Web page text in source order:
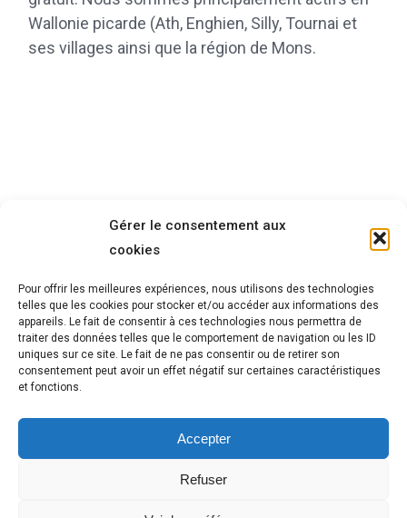
Gérer le consentement aux
cookies
Pour offrir les meilleures expériences, nous utilisons des technologies
telles que les cookies pour stocker et/ou accéder aux informations des
appareils. Le fait de consentir à ces technologies nous permettra de
traiter des données telles que le comportement de navigation ou les ID
uniques sur ce site. Le fait de ne pas consentir ou de retirer son
consentement peut avoir un effet négatif sur certaines caractéristiques
et fonctions.
Accepter
Refuser
Wallonie picarde (Ath, Enghien, Silly, Tournai et
ses villages ainsi que la région de Mons.